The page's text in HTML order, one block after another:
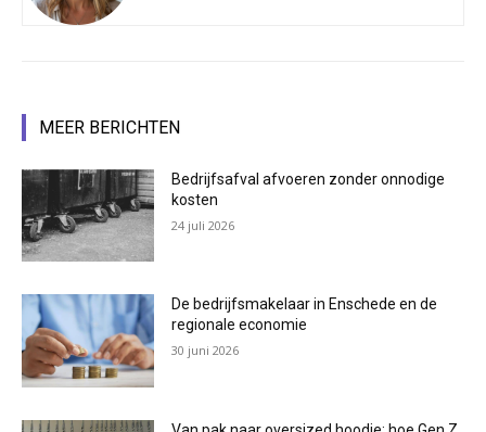
MEER BERICHTEN
Bedrijfsafval afvoeren zonder onnodige
kosten
24 juli 2026
De bedrijfsmakelaar in Enschede en de
regionale economie
30 juni 2026